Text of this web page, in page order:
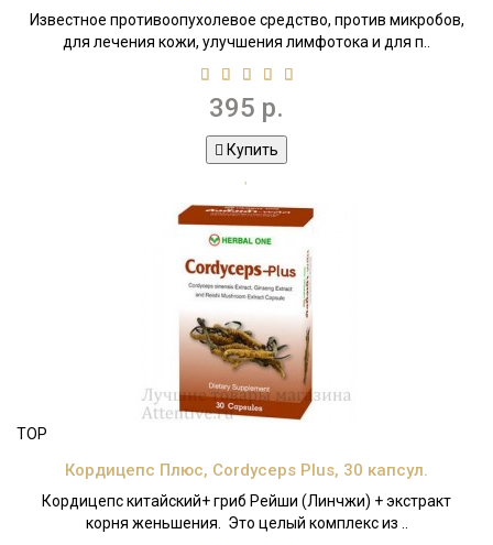
Известное противоопухолевое средство, против микробов,
для лечения кожи, улучшения лимфотока и для п..
395 р.
Купить
TOP
Кордицепс Плюс, Cordyceps Plus, 30 капсул.
Кордицепс китайский+ гриб Рейши (Линчжи) + экстракт
корня женьшения. Это целый комплекс из ..